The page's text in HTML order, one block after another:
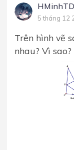
HMinhTD
5 tháng 12
Trên hình vẽ
nhau? Vì sao?